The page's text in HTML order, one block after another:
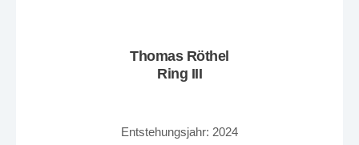
Thomas Röthel
Ring III
Entstehungsjahr: 2024